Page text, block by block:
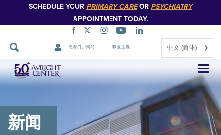
SCHEDULE YOUR PRIMARY CAREOR PSYCHIATRY
APPOINTMENT TODAY.
患者门户网站 职业生涯 中文 (简体)
跳
过
导
新闻